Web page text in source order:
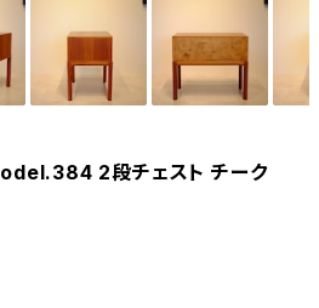
2段チェスト チーク